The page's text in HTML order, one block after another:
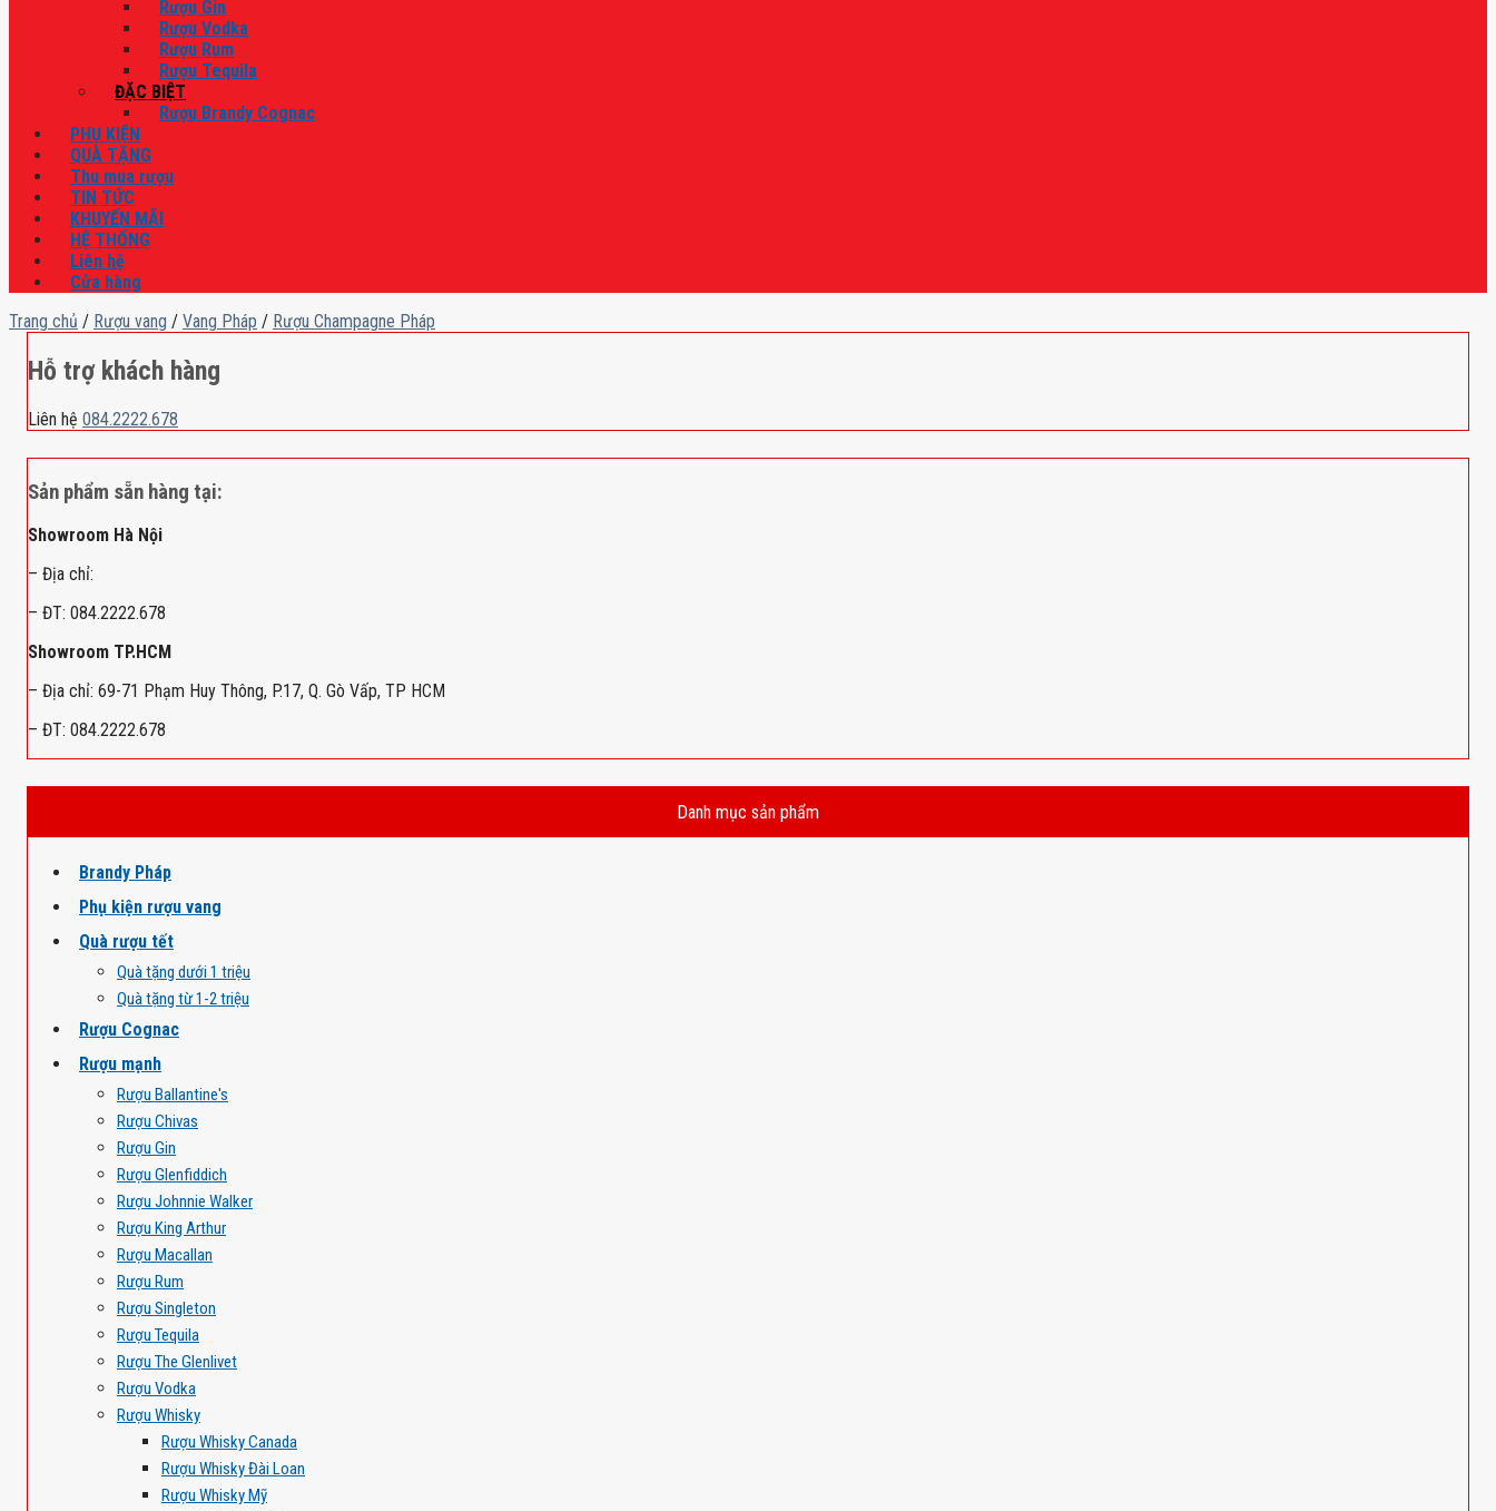
Rượu Gin
Rượu Vodka
Rượu Rum
Rượu Tequila
ĐẶC BIỆT
Rượu Brandy Cognac
PHỤ KIỆN
QUÀ TẶNG
Thu mua rượu
TIN TỨC
KHUYẾN MÃI
HỆ THỐNG
Liên hệ
Cửa hàng
Trang chủ / Rượu vang / Vang Pháp / Rượu Champagne Pháp
Hỗ trợ khách hàng
Liên hệ 084.2222.678
Sản phẩm sẵn hàng tại:
Showroom Hà Nội
– Địa chỉ:
– ĐT: 084.2222.678
Showroom TP.HCM
– Địa chỉ: 69-71 Phạm Huy Thông, P.17, Q. Gò Vấp, TP HCM
– ĐT: 084.2222.678
Danh mục sản phẩm
Brandy Pháp
Phụ kiện rượu vang
Quà rượu tết
Quà tặng dưới 1 triệu
Quà tặng từ 1-2 triệu
Rượu Cognac
Rượu mạnh
Rượu Ballantine's
Rượu Chivas
Rượu Gin
Rượu Glenfiddich
Rượu Johnnie Walker
Rượu King Arthur
Rượu Macallan
Rượu Rum
Rượu Singleton
Rượu Tequila
Rượu The Glenlivet
Rượu Vodka
Rượu Whisky
Rượu Whisky Canada
Rượu Whisky Đài Loan
Rượu Whisky Mỹ